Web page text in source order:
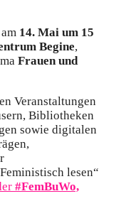
am 14. Mai um 15
Begine,
Frauen und
Veranstaltungen
Bibliotheken
sowie digitalen
lesen“
#FemBuWo,